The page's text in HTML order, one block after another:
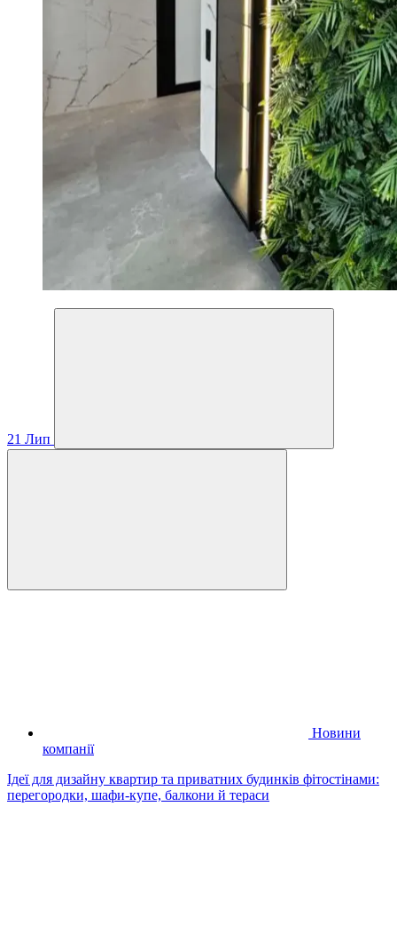
21 Лип
Новини
компанії
Ідеї для дизайну квартир та приватних будинків фітостінами:
перегородки, шафи-купе, балкони й тераси